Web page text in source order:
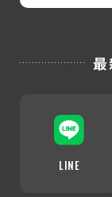
最
LINE